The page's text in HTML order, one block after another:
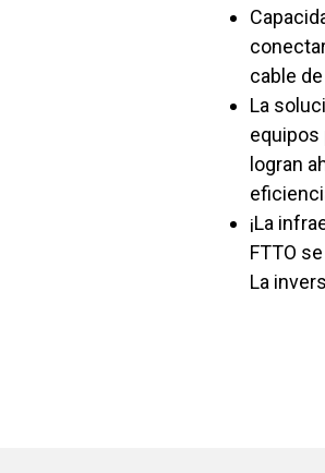
cable
La
equipos
logran
¡La
FTTO
La